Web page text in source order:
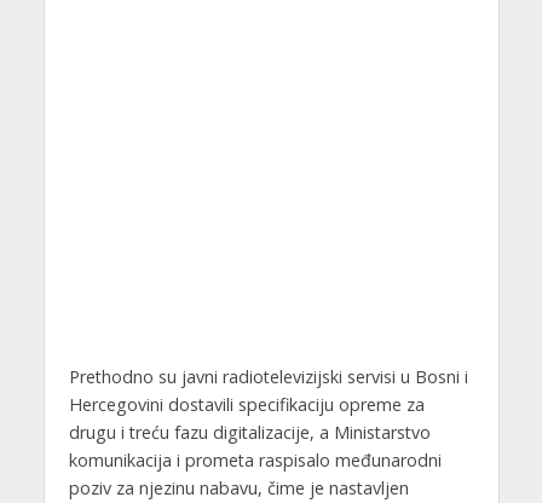
Prethodno su javni radiotelevizijski servisi u Bosni i
Hercegovini dostavili specifikaciju opreme za
drugu i treću fazu digitalizacije, a Ministarstvo
komunikacija i prometa raspisalo međunarodni
poziv za njezinu nabavu, čime je nastavljen